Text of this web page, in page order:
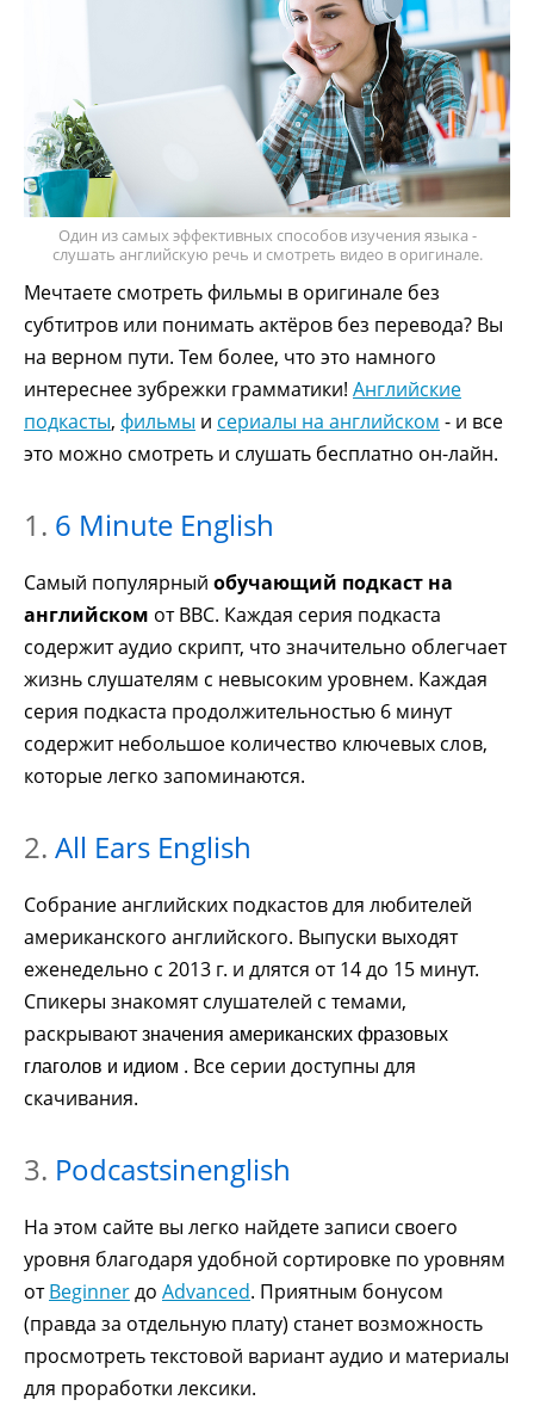
Один из самых эффективных способов изучения языка -
слушать английскую речь и смотреть видео в оригинале.
Мечтаете смотреть фильмы в оригинале без
субтитров или понимать актёров без перевода? Вы
на верном пути. Тем более, что это намного
интереснее зубрежки грамматики! Английские
подкасты, фильмы и сериалы на английском - и все
это можно смотреть и слушать бесплатно он-лайн.
1. 6 Minute English
Cамый популярный обучающий подкаст на
английском от ВВС. Каждая серия подкаста
содержит аудио скрипт, что значительно облегчает
жизнь слушателям с невысоким уровнем. Каждая
серия подкаста продолжительностью 6 минут
содержит небольшое количество ключевых слов,
которые легко запоминаются.
2. All Ears English
Собрание английских подкастов для любителей
американского английского. Выпуски выходят
еженедельно с 2013 г. и длятся от 14 до 15 минут.
Спикеры знакомят слушателей с темами,
раскрываютзначения американских фразовых
глаголов и идиом . Все серии доступны для
скачивания.
3. Podcastsinenglish
На этом сайте вы легко найдете записи своего
уровня благодаря удобной сортировке по уровням
отBeginnerдо Advanced. Приятным бонусом
(правда за отдельную плату) станет возможность
просмотреть текстовой вариант аудио и материалы
для проработки лексики.